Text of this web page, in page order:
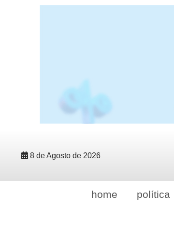
8 de Agosto de 2026
home política